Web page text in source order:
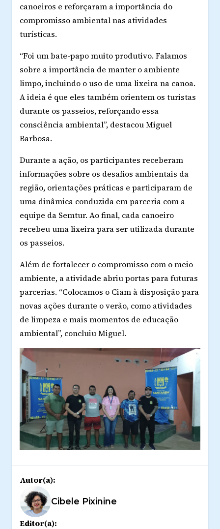
canoeiros e reforçaram a importância do
compromisso ambiental nas atividades
turísticas.
“Foi um bate-papo muito produtivo. Falamos
sobre a importância de manter o ambiente
limpo, incluindo o uso de uma lixeira na canoa.
A ideia é que eles também orientem os turistas
durante os passeios, reforçando essa
consciência ambiental”, destacou Miguel
Barbosa.
Durante a ação, os participantes receberam
informações sobre os desafios ambientais da
região, orientações práticas e participaram de
uma dinâmica conduzida em parceria com a
equipe da Semtur. Ao final, cada canoeiro
recebeu uma lixeira para ser utilizada durante
os passeios.
Além de fortalecer o compromisso com o meio
ambiente, a atividade abriu portas para futuras
parcerias. “Colocamos o Ciam à disposição para
novas ações durante o verão, como atividades
de limpeza e mais momentos de educação
ambiental”, concluiu Miguel.
Autor(a):
Cibele Pixinine
Editor(a):